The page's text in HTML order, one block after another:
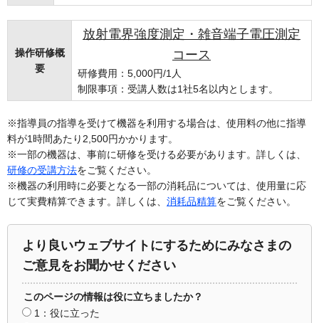
操作研修概
要
放射電界強度測定・雑音端子電圧測定
コース
研修費用：5,000円/1人
制限事項：受講人数は1社5名以内とします。
※指導員の指導を受けて機器を利用する場合は、使用料の他に指導
料が1時間あたり2,500円かかります。
※一部の機器は、事前に研修を受ける必要があります。詳しくは、
研修の受講方法をご覧ください。
※機器の利用時に必要となる一部の消耗品については、使用量に応
じて実費精算できます。詳しくは、 消耗品精算をご覧ください。
より良いウェブサイトにするためにみなさまの
ご意見をお聞かせください
このページの情報は役に立ちましたか？
1：役に立った